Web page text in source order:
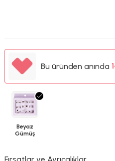
Bu üründen anında
Beyaz
Gümüş